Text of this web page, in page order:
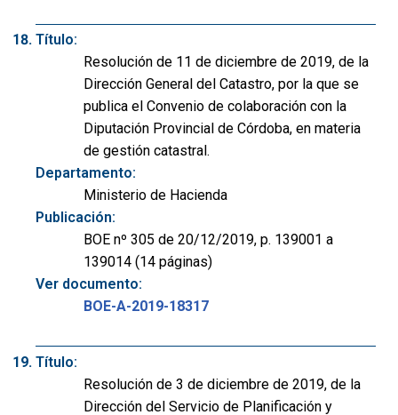
Título:
Resolución de 11 de diciembre de 2019, de la
Dirección General del Catastro, por la que se
publica el Convenio de colaboración con la
Diputación Provincial de Córdoba, en materia
de gestión catastral.
Departamento:
Ministerio de Hacienda
Publicación:
BOE nº 305 de 20/12/2019, p. 139001 a
139014 (14 páginas)
Ver documento:
BOE-A-2019-18317
Título:
Resolución de 3 de diciembre de 2019, de la
Dirección del Servicio de Planificación y